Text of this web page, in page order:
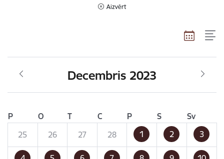
Aizvērt
Decembris 2023
P O T C P S
Sv
25
26 27 28 1 2 3